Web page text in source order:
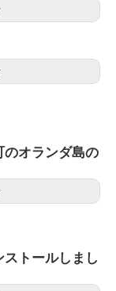
オランダ島の
トールしまし